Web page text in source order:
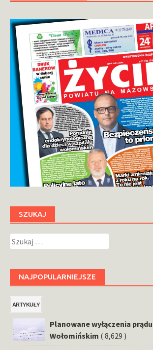
SZUKAJ
Szukaj:
NAJPOPULARNIEJSZE
ARTYKUŁY
Planowane wyłączenia
Wołomińskim ( 8,629 )